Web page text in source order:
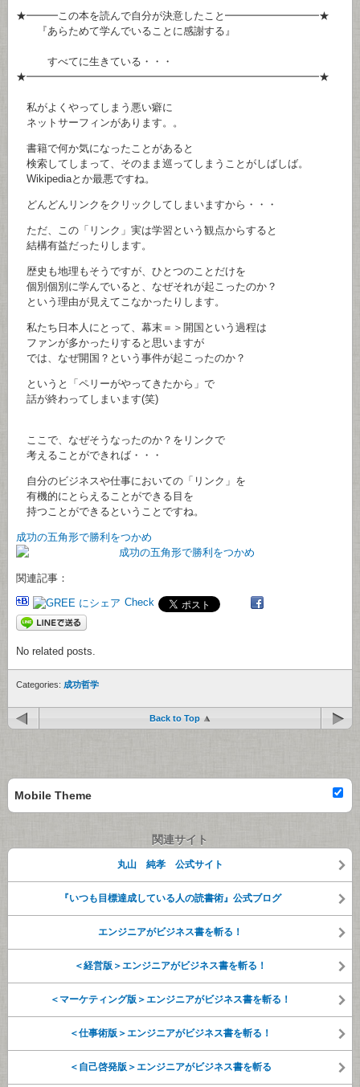
★━━━この本を読んで自分が決意したこと━━━━━━━━━★
『あらためて学んでいることに感謝する』
すべてに生きている・・・
★━━━━━━━━━━━━━━━━━━━━━━━━━━━━★
私がよくやってしまう悪い癖に
ネットサーフィンがあります。。
書籍で何か気になったことがあると
検索してしまって、そのまま巡ってしまうことがしばしば。
Wikipediaとか最悪ですね。
どんどんリンクをクリックしてしまいますから・・・
ただ、この「リンク」実は学習という観点からすると
結構有益だったりします。
歴史も地理もそうですが、ひとつのことだけを
個別個別に学んでいると、なぜそれが起こったのか？
という理由が見えてこなかったりします。
私たち日本人にとって、幕末＝＞開国という過程は
ファンが多かったりすると思いますが
では、なぜ開国？という事件が起こったのか？
というと「ペリーがやってきたから」で
話が終わってしまいます(笑)
ここで、なぜそうなったのか？をリンクで
考えることができれば・・・
自分のビジネスや仕事においての「リンク」を
有機的にとらえることができる目を
持つことができるということですね。
成功の五角形で勝利をつかめ
関連記事：
Check
No related posts.
Categories: 成功哲学
Back to Top
Mobile Theme
関連サイト
丸山 純孝 公式サイト
『いつも目標達成している人の読書術』公式ブログ
エンジニアがビジネス書を斬る！
＜経営版＞エンジニアがビジネス書を斬る！
＜マーケティング版＞エンジニアがビジネス書を斬る！
＜仕事術版＞エンジニアがビジネス書を斬る！
＜自己啓発版＞エンジニアがビジネス書を斬る